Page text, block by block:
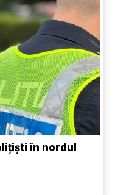
în nordul